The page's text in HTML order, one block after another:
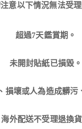
意以下情況無法受
超過7天鑑賞期。
未開封貼紙已損毀。
損壞或人為造成髒污
海外配送不受理退換貨